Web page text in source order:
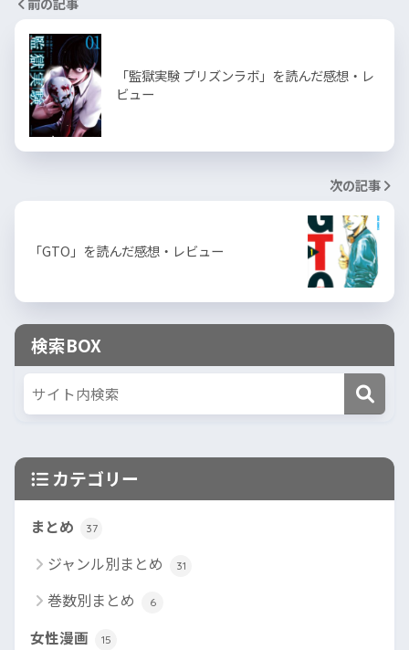
「監獄実験 プリズンラボ」を読んだ感想・レ
ビュー
次の記事
「GTO」を読んだ感想・レビュー
検索BOX
カテゴリー
まとめ 37
ジャンル別まとめ 31
巻数別まとめ 6
女性漫画 15